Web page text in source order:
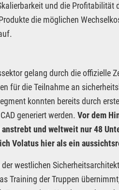
und die Profitabilität
die möglichen
gelang durch die offizielle
für die Teilnahme an
konnten bereits durch
generiert werden. Vor dem
und weltweit nur 48
Volatus hier als ein
westlichen
Training der Truppen